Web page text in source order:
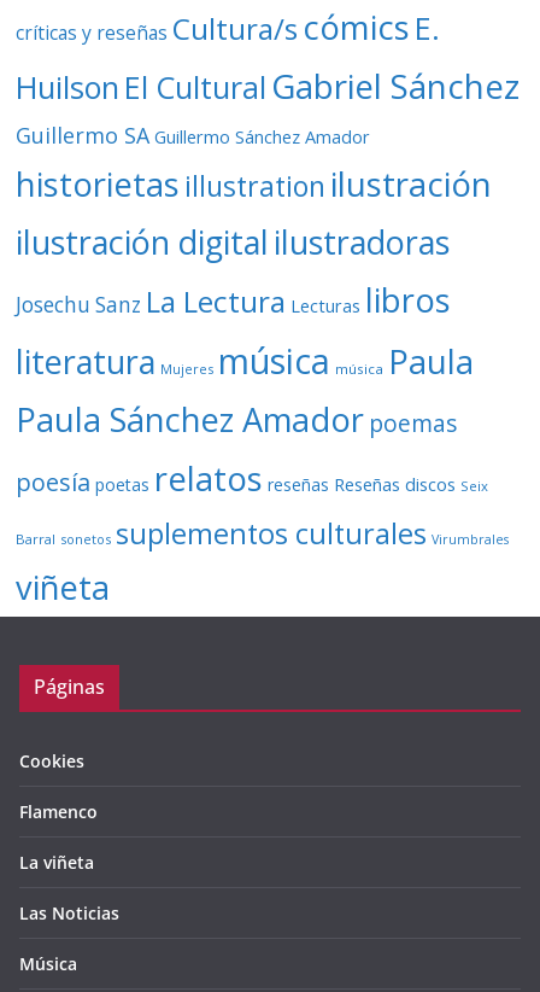
críticas y reseñas Cultura/s cómics E.
Huilson El Cultural Gabriel Sánchez
Guillermo SA Guillermo Sánchez Amador
historietas illustration ilustración
ilustración digital ilustradoras
Josechu Sanz La Lectura Lecturas libros
literatura Mujeres música música Paula
Paula Sánchez Amador poemas
poesía poetas relatos reseñas Reseñas discos Seix
Barral sonetos suplementos culturales Virumbrales
viñeta
Páginas
Cookies
Flamenco
La viñeta
Las Noticias
Música